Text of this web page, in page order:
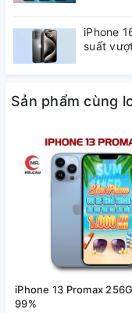
iPhone
suất
Sản phẩm cùng
iPhone 13 Promax
99%